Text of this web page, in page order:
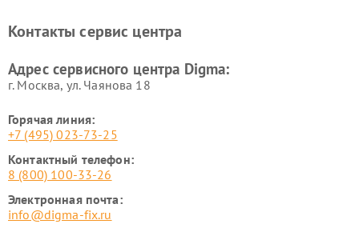
Контакты сервис центра
Адрес сервисного центра Digma:
г. Москва, ул. Чаянова 18
Горячая линия:
+7 (495) 023-73-25
Контактный телефон:
8 (800) 100-33-26
Электронная почта:
info@digma-fix.ru